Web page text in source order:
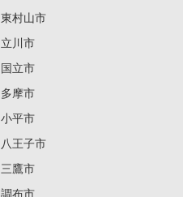
東村山市
立川市
国立市
多摩市
小平市
八王子市
三鷹市
調布市